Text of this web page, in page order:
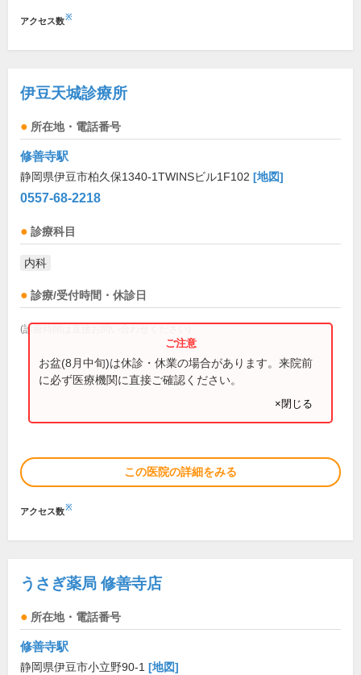
アクセス数※
伊豆天城診療所
所在地・電話番号
修善寺駅
静岡県伊豆市柏久保1340-1TWINSビル1F102 [地図]
0557-68-2218
診療科目
内科
診療/受付時間・休診日
(診療時間は直接お問い合わせください)
お盆(8月中旬)は休診・休業の場合があります。来院前
に必ず医療機関に直接ご確認ください。
×閉じる
この医院の詳細をみる
アクセス数※
うさぎ薬局 修善寺店
所在地・電話番号
修善寺駅
静岡県伊豆市小立野90-1 [地図]